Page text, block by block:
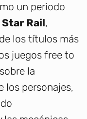
un periodo
Rail,
los títulos más
juegos free to
la
los personajes,